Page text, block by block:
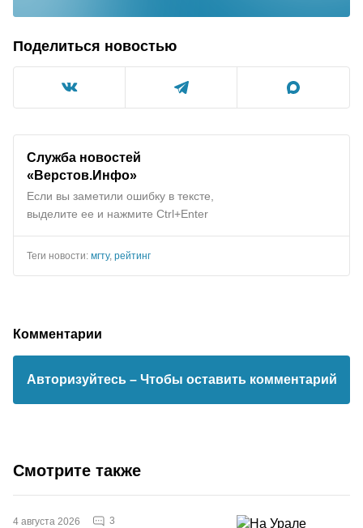
Поделиться новостью
Служба новостей
«Верстов.Инфо»
Если вы заметили ошибку в тексте,
выделите ее и нажмите Ctrl+Enter
Теги новости: мгту, рейтинг
Комментарии
Авторизуйтесь – Чтобы оставить комментарий
Смотрите также
4 августа 2026 3